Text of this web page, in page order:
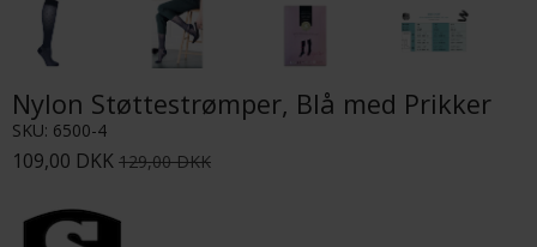
Nylon Støttestrømper, Blå med Prikker
SKU: 6500-4
109,00 DKK 129,00 DKK